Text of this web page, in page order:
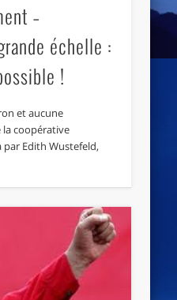
–
échelle :
!
et aucune
la coopérative
par Edith Wustefeld,